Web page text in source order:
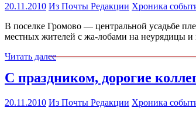
20.11.2010 Из Почты Редакции Хроника
В поселке Громово — центральной усадьбе
местных жителей с жа-лобами на неурядицы
Читать далее
С праздником, дорогие
20.11.2010 Из Почты Редакции Хроника